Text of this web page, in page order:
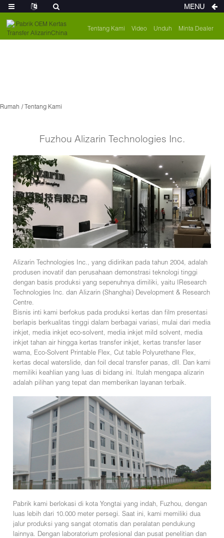
Tentang Kami Video Unduh Minta Dealer
Rumah Tentang Kami
Fuzhou Alizarin Technologies Inc.
Alizarin Technologies Inc., yang didirikan pada tahun 2004, adalah
produsen inovatif dan perusahaan demonstrasi teknologi tinggi
dengan basis produksi yang sepenuhnya dimiliki, yaitu IResearch
Technologies Inc. dan Alizarin (Shanghai) Development & Research
Centre.
Bisnis inti kami berfokus pada produksi kertas dan film presentasi
berlapis berkualitas tinggi dalam berbagai variasi, mulai dari media
inkjet, media inkjet eco-solvent, media inkjet mild solvent, media
inkjet tahan air hingga kertas transfer inkjet, kertas transfer laser
warna, Eco-Solvent Printable Flex, Cut table Polyurethane Flex,
kertas decal waterslide, dan foil decal transfer panas, dll. Dan kami
memiliki keahlian yang luas di bidang ini. Itulah mengapa alizarin
adalah pilihan yang tepat dan memberikan layanan terbaik.
Pabrik kami berlokasi di kota Yongtai yang indah, Fuzhou, dengan
luas lebih dari 10.000 meter persegi. Saat ini, kami memiliki dua
jalur produksi yang sangat otomatis dan peralatan pendukung
lainnya. Dengan laboratorium profesional dan pusat penelitian dan
MENU